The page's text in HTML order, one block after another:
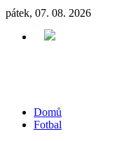
pátek, 07. 08. 2026
Domů
Fotbal